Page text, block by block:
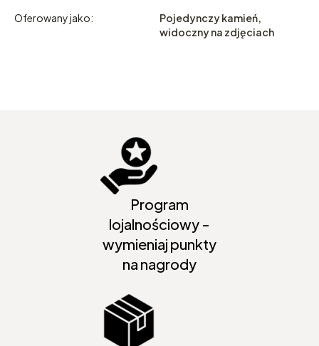
Oferowany jako:
Pojedynczy kamień,
widoczny na zdjęciach
Program
lojalnościowy -
wymieniaj punkty
na nagrody